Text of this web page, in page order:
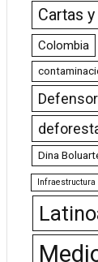
Cartas
Colombia
Dina
Infraestructura